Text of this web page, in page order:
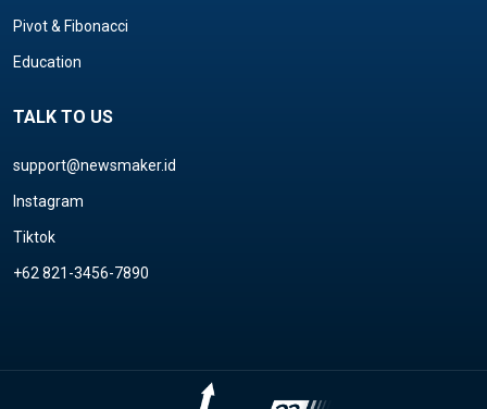
Pivot & Fibonacci
Education
TALK TO US
support@newsmaker.id
Instagram
Tiktok
+62 821-3456-7890